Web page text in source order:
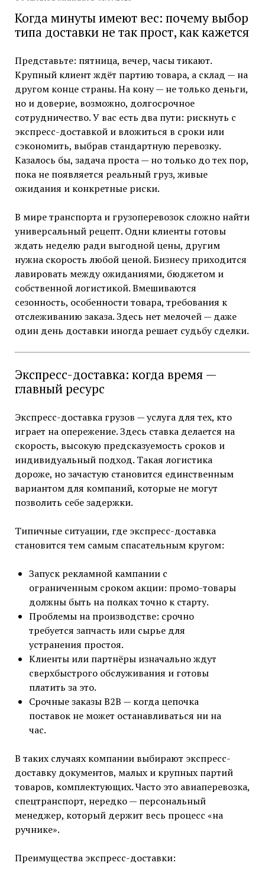
Когда минуты имеют вес: почему выбор
типа доставки не так прост, как кажется
Представьте: пятница, вечер, часы тикают.
Крупный клиент ждёт партию товара, а склад — на
другом конце страны. На кону — не только деньги,
но и доверие, возможно, долгосрочное
сотрудничество. У вас есть два пути: рискнуть с
экспресс-доставкой и вложиться в сроки или
сэкономить, выбрав стандартную перевозку.
Казалось бы, задача проста — но только до тех пор,
пока не появляется реальный груз, живые
ожидания и конкретные риски.
В мире транспорта и грузоперевозок сложно найти
универсальный рецепт. Одни клиенты готовы
ждать неделю ради выгодной цены, другим
нужна скорость любой ценой. Бизнесу приходится
лавировать между ожиданиями, бюджетом и
собственной логистикой. Вмешиваются
сезонность, особенности товара, требования к
отслеживанию заказа. Здесь нет мелочей — даже
один день доставки иногда решает судьбу сделки.
Экспресс-доставка: когда время —
главный ресурс
Экспресс-доставка грузов — услуга для тех, кто
играет на опережение. Здесь ставка делается на
скорость, высокую предсказуемость сроков и
индивидуальный подход. Такая логистика
дороже, но зачастую становится единственным
вариантом для компаний, которые не могут
позволить себе задержки.
Типичные ситуации, где экспресс-доставка
становится тем самым спасательным кругом:
Запуск рекламной кампании с
ограниченным сроком акции: промо-товары
должны быть на полках точно к старту.
Проблемы на производстве: срочно
требуется запчасть или сырье для
устранения простоя.
Клиенты или партнёры изначально ждут
сверхбыстрого обслуживания и готовы
платить за это.
Срочные заказы B2B — когда цепочка
поставок не может останавливаться ни на
час.
В таких случаях компании выбирают экспресс-
доставку документов, малых и крупных партий
товаров, комплектующих. Часто это авиаперевозка,
спецтранспорт, нередко — персональный
менеджер, который держит весь процесс «на
ручнике».
Преимущества экспресс-доставки: